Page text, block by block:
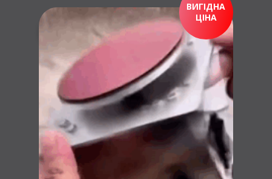
ПРИДБАТИ ЗАРАЗ
ВИГІДНА
ЦІНА